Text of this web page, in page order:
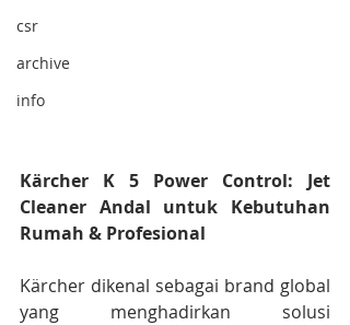
csr
archive
info
Kärcher K 5 Power Control: Jet
Cleaner Andal untuk Kebutuhan
Rumah & Profesional
Kärcher dikenal sebagai brand global
yang menghadirkan solusi